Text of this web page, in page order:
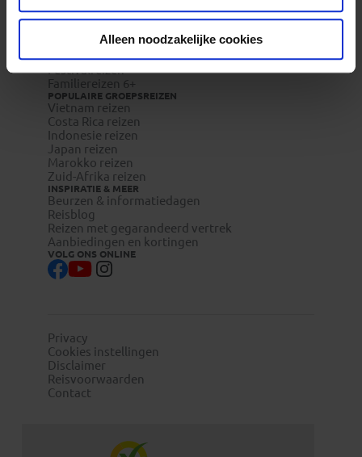
Alleen noodzakelijke cookies
Reisverzekeringen
Groepsreizen
Pioniersreizen
Festivalreizen
Familiereizen 6+
POPULAIRE GROEPSREIZEN
Vietnam reizen
Costa Rica reizen
Indonesie reizen
Japan reizen
Marokko reizen
Zuid-Afrika reizen
INSPIRATIE & MEER
Beurzen & informatiedagen
Reisblog
Reizen met gegarandeerd vertrek
Aanbiedingen en kortingen
VOLG ONS ONLINE
Privacy
Cookies instellingen
Disclaimer
Reisvoorwaarden
Contact